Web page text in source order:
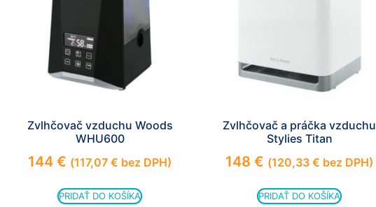
Zvlhčovač vzduchu Woods
WHU600
144 € (117,07 € bez DPH)
PRIDAŤ DO KOŠÍKA
Zvlhčovač a práčka vzduchu
Stylies Titan
148 € (120,33 € bez DPH)
PRIDAŤ DO KOŠÍKA